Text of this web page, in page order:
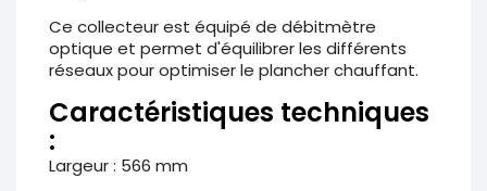
Ce collecteur est équipé de débitmètre
optique et permet d'équilibrer les différents
réseaux pour optimiser le plancher chauffant.
Caractéristiques techniques
:
Largeur : 566 mm